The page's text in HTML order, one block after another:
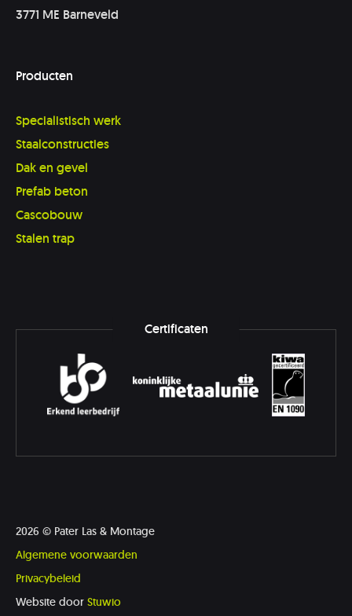
3771 ME Barneveld
Producten
Specialistisch werk
Staalconstructies
Dak en gevel
Prefab beton
Cascobouw
Stalen trap
2026 © Pater Las & Montage
Algemene voorwaarden
Privacybeleid
Website door Stuwio